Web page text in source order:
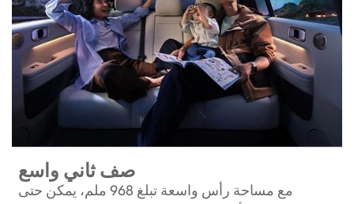
صف ثاني واسع
مع مساحة رأس واسعة تبلغ 968 ملم، يمكن حتى